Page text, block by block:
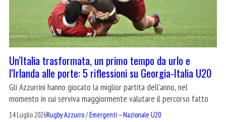
Un’Italia trasformata, un primo tempo da urlo e
l’Irlanda alle porte: 5 riflessioni su Georgia-Italia U20
Gli Azzurrini hanno giocato la miglior partita dell'anno, nel
momento in cui serviva maggiormente valutare il percorso fatto
14 Luglio 2026Rugby Azzurro/Emergenti – Nazionale U20